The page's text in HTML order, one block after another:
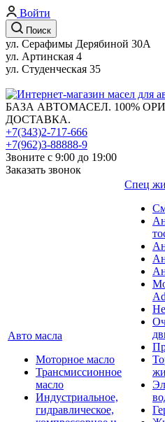
Войти
Поиск
ул. Серафимы Дерябиной 30А
ул. Артинская 4
ул. Студенческая 35
БАЗА АВТОМАСЕЛ. 100%
ДОСТАВКА.
+7(343)2-717-666
+7(962)3-88888-9
Звоните с 9:00 до 19:00
Заказать звонок
Авто масла
Моторное масло
Трансмиссионное
масло
Индустриальное,
гидравлическое,
Спец